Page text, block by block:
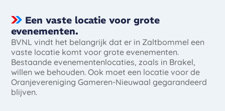
Een vaste locatie voor grote
evenementen.
BVNL vindt het belangrijk dat er in Zaltbommel een
vaste locatie komt voor grote evenementen.
Bestaande evenementenlocaties, zoals in Brakel,
willen we behouden. Ook moet een locatie voor de
Oranjevereniging Gameren-Nieuwaal gegarandeerd
blijven.